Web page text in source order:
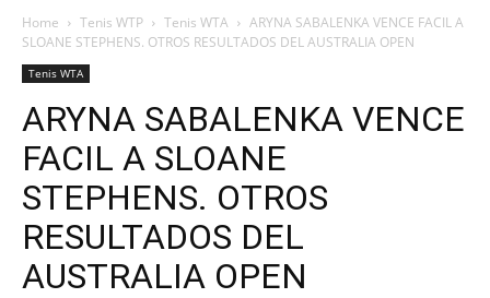
Home Tenis WTP Tenis WTA
ARYNA SABALENKA VENCE FACIL A
SLOANE STEPHENS. OTROS RESULTADOS DEL AUSTRALIA OPEN
Tenis WTA
ARYNA SABALENKA VENCE
FACIL A SLOANE
STEPHENS. OTROS
RESULTADOS DEL
AUSTRALIA OPEN